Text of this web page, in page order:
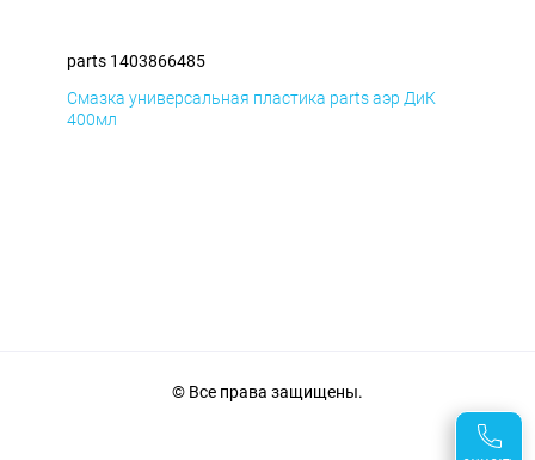
parts 1403866485
Смазка универсальная пластика parts аэр ДиК
400мл
© Все права защищены.